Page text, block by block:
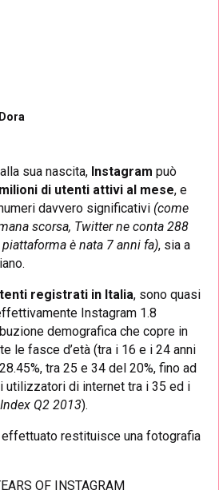
sua nascita, Instagram può
di utenti attivi al mese, e
davvero significativi (come
scorsa, Twitter ne conta 288
è nata 7 anni fa), sia a
registrati in Italia, sono quasi
Instagram 1.8
demografica che copre in
le fasce d’età (tra i 16 e i 24 anni
tra 25 e 34 del 20%, fino ad
utilizzatori di internet tra i 35 ed i
Q2 2013).
effettuato restituisce una fotografia